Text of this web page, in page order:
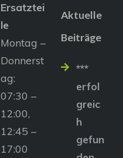
Ersatztei
le
Montag –
Donnerst
ag:
07:30 –
12:00,
12:45 –
17:00
Aktuelle
Beiträge
***
erfol
greic
h
gefun